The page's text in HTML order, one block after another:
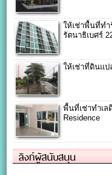
ให้เช่าพื้นที่ท
รัตนาธิเบศร์
ให้เช่าที่ดินแ
พื้นที่เช่าทำเล
Residence
ลิงก์ผู้สนับสนุน